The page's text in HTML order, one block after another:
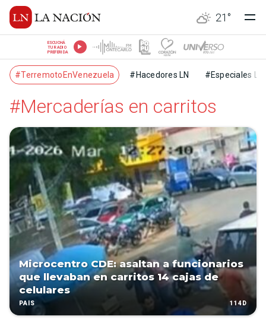
21 °
ESCUCHÁ
TU RADIO
PREFERIDA
#TerremotoEnVenezuela #Hacedores LN #Especiales LN
#Mercaderías en carritos
Microcentro CDE: asaltan a funcionarios
que llevaban en carritos 14 cajas de
celulares
PAÍS 114D